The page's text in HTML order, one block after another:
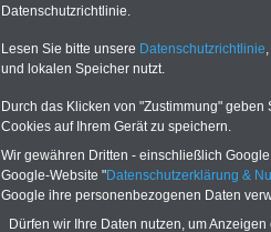
Lexikon
Datenschutzrichtlinie.
Lesen Sie bitte unsere Datenschutzrichtlinie
und lokalen Speicher nutzt.
Durch das Klicken von "Zustimmung"
Cookies auf Ihrem Gerät zu speichern.
Wir gewähren Dritten - einschließlich
Google-Website "Datenschutzerklärung &
Google ihre personenbezogenen Daten
Dürfen wir Ihre Daten nutzen, um